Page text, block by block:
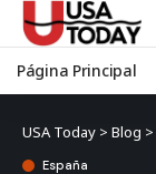
Página Principal
USA Today > Blog >
España